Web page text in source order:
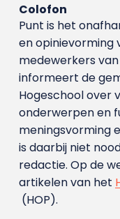
Colofon
Punt is het
en opinievorming
medewerkers
informeert de
Hogeschool over
onderwerpen en
meningsvorming
is daarbij niet
redactie. Op de
artikelen van het
(HOP).